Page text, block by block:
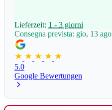
Lieferzeit: 1 - 3 giorni
Consegna prevista: gio, 13 ago
5.0
Google Bewertungen